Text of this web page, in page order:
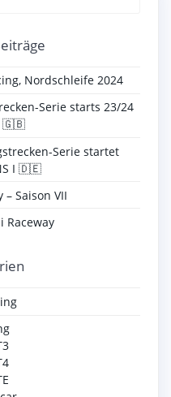
Nordschleife 2024
Serie starts 23/24
I 🇬🇧
Serie startet
I 🇩🇪
– Saison VII
Raceway